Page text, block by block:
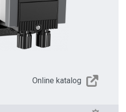
Online katalog